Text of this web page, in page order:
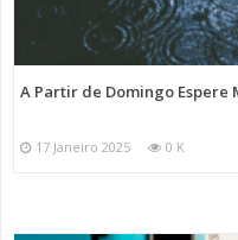
A Partir de Domingo Espere
17 Janeiro 2025 0 K